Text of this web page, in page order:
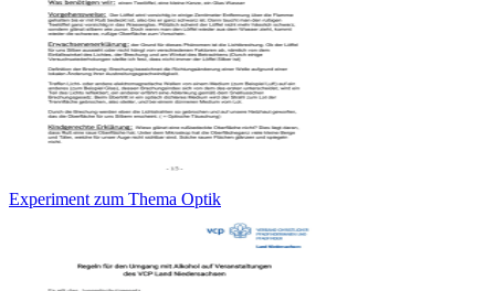
Experiment zum Thema Optik